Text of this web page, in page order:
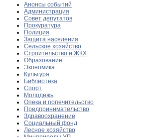
Анонсы событий
Администрация
Совет депутатов
Прокуратура
Полиция
Защита населения
Сельское хозяйство
Строительство и ЖКХ
Образование
Экономика
Культура
Библиотека
Спорт
Молодежь
Опека и попечительство
Предпринимательство
Здравоохранение
Социальный фонд
Лесное хозяйство